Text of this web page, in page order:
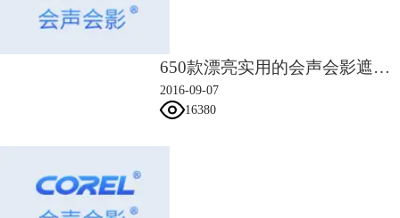
650款漂亮实用的会声会影遮罩素材
2016-09-07
16380